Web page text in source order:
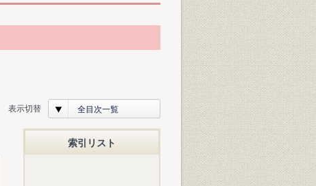
表示切替 全目次一覧
索引リスト